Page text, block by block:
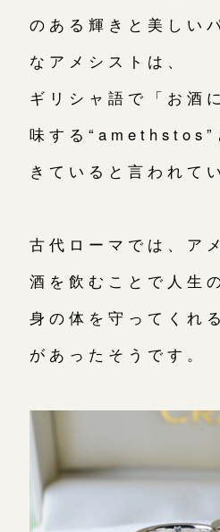
のある輝きと美しい
なアメシストは、
ギリシャ語で「お酒
味する“amethstos”
きていると言われて
古代ローマでは、ア
酒を飲むことで人生
身の体を守ってくれ
があったそうです。